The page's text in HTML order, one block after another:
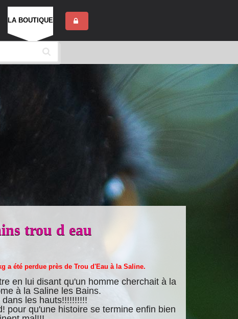
LA BOUTIQUE
trou d eau
a été perdue près de Trou d'Eau à la Saline.
en lui disant qu'un homme cherchait à la
à la Saline les Bains.
les hauts!!!!!!!!!!
pour qu'une histoire se termine enfin bien